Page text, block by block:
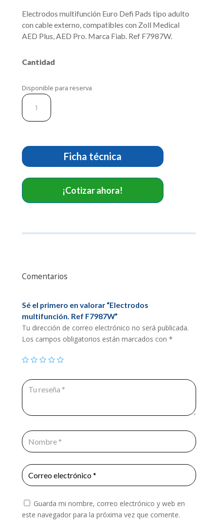
Electrodos multifunción Euro Defi Pads tipo adulto
con cable externo, compatibles con Zoll Medical
AED Plus, AED Pro. Marca Fiab. Ref F7987W.
Cantidad
Disponible para reserva
Electrodos
multifunción.
Ref
cantidad
Ficha técnica
¡Cotizar ahora!
Comentarios
Sé el primero en valorar “Electrodos
multifunción. Ref F7987W”
Tu dirección de correo electrónico no será publicada.
Los campos obligatorios están marcados con *
Guarda mi nombre, correo electrónico y web en
este navegador para la próxima vez que comente.